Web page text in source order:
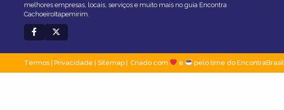
melhores empresas, locais, serviços e muito mais no guia Encontra
CachoeiroItapemirim.
Termos | Privacidade | Sitemap Criado com e pelo time do EncontraBrasil